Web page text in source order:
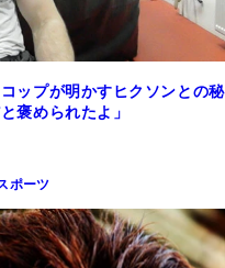
ップが明かすヒクソンとの秘
褒められたよ」
ポーツ